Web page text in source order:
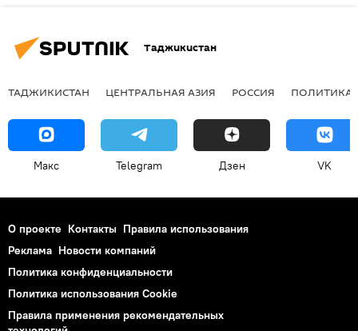
Таджикистан
ТАДЖИКИСТАН ЦЕНТРАЛЬНАЯ АЗИЯ РОССИЯ ПОЛИТИКА
Макс Telegram Дзен VK
О проекте Контакты Правила использования
Реклама Новости компаний
Политика конфиденциальности
Политика использования Cookie
Правила применения рекомендательных